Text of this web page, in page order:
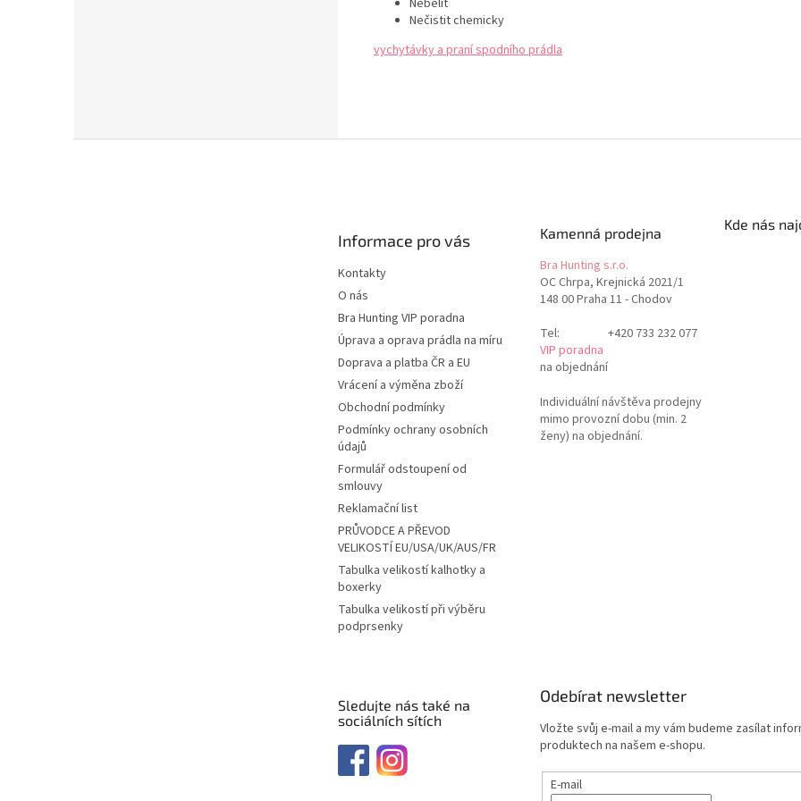
Nečistit chemicky
vychytávky a praní spodního prádla
Informace pro vás
Kontakty
O nás
Bra Hunting VIP poradna
Úprava a oprava prádla na míru
Doprava a platba ČR a EU
Vrácení a výměna zboží
Obchodní podmínky
Podmínky ochrany osobních
údajů
Formulář odstoupení od
smlouvy
Reklamační list
PRŮVODCE A PŘEVOD
VELIKOSTÍ EU/USA/UK/AUS/FR
Tabulka velikostí kalhotky a
boxerky
Tabulka velikostí při výběru
podprsenky
Kamenná prodejna
Bra Hunting s.r.o.
OC Chrpa, Krejnická 2021/1
148 00 Praha 11 - Chodov
Tel:
+420 733 232 077
VIP poradna
na objednání
Individuální návštěva prodejny
mimo provozní dobu (min. 2
ženy) na objednání.
Kde nás
Sledujte nás také na
sociálních sítích
Odebírat newsletter
Vložte svůj e-mail a my vám budeme zasílat
produktech na našem e-shopu.
E-mail